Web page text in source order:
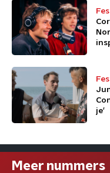
je'
Meer nummers